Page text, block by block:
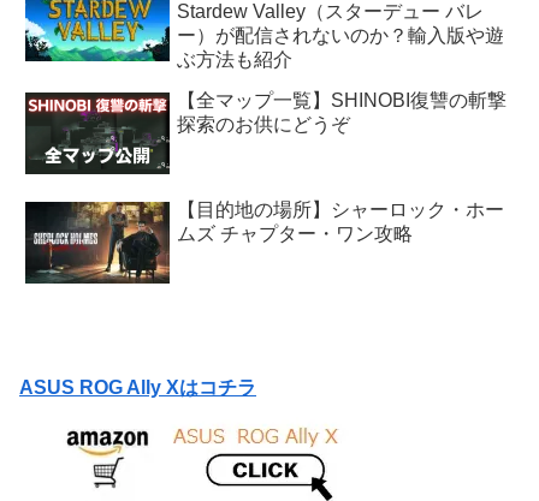
Stardew Valley（スターデュー バレ
ー）が配信されないのか？輸入版や遊
ぶ方法も紹介
【全マップ一覧】SHINOBI復讐の斬撃
探索のお供にどうぞ
【目的地の場所】シャーロック・ホー
ムズ チャプター・ワン攻略
ASUS ROG Ally Xはコチラ